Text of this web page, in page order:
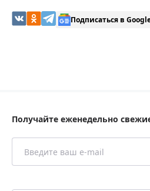
Подписаться в
Получайте еженедельно